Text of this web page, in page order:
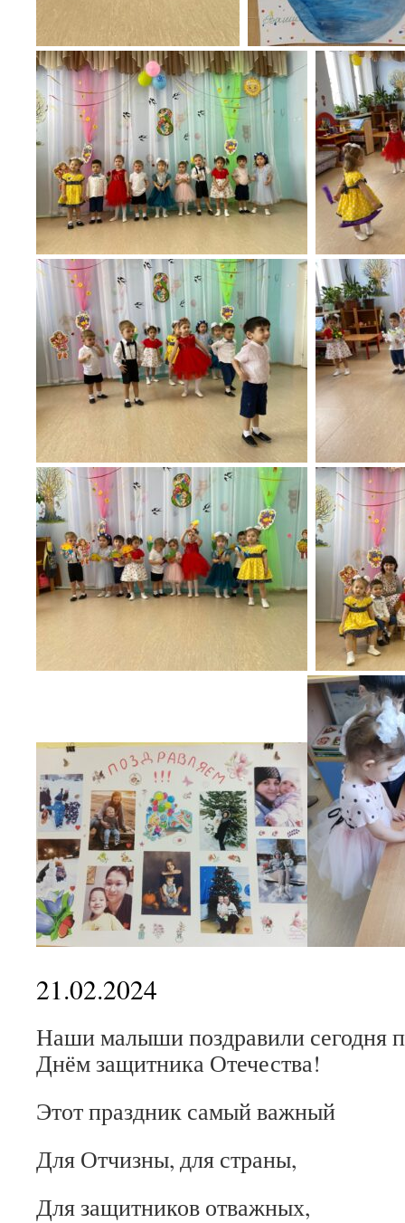
21.02.2024
Наши малыши поздравили сегодня
Днём защитника Отечества!
Этот праздник самый важный
Для Отчизны, для страны,
Для защитников отважных,